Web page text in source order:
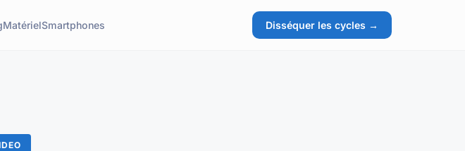
MatérielSmartphones Disséquer les cycles →